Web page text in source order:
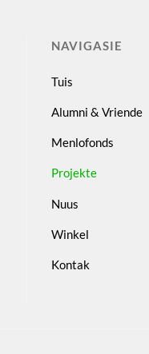
NAVIGASIE
Tuis
Alumni & Vriende
Menlofonds
Projekte
Nuus
Winkel
Kontak